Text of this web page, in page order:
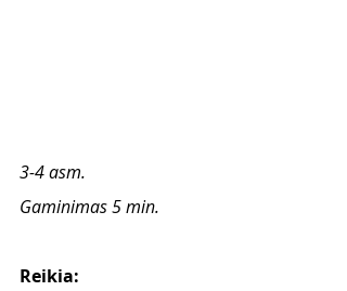
3-4 asm.
Gaminimas 5 min.
Reikia: